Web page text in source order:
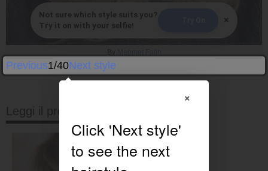
Not sure which style suits you?
Try it on with your selfie!
×
By
Previous1/40Next style
Leggi il prossimo
×